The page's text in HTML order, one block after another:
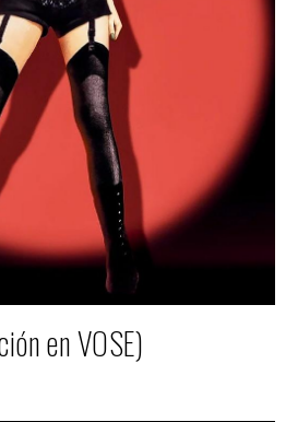
en VOSE)